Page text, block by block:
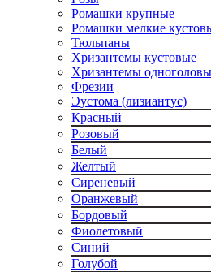
Ромашки крупные
Ромашки мелкие
Тюльпаны
Хризантемы кустовые
Хризантемы
Фрезии
Эустома (лизиантус)
Красный
Розовый
Белый
Желтый
Сиреневый
Оранжевый
Бордовый
Фиолетовый
Синий
Голубой